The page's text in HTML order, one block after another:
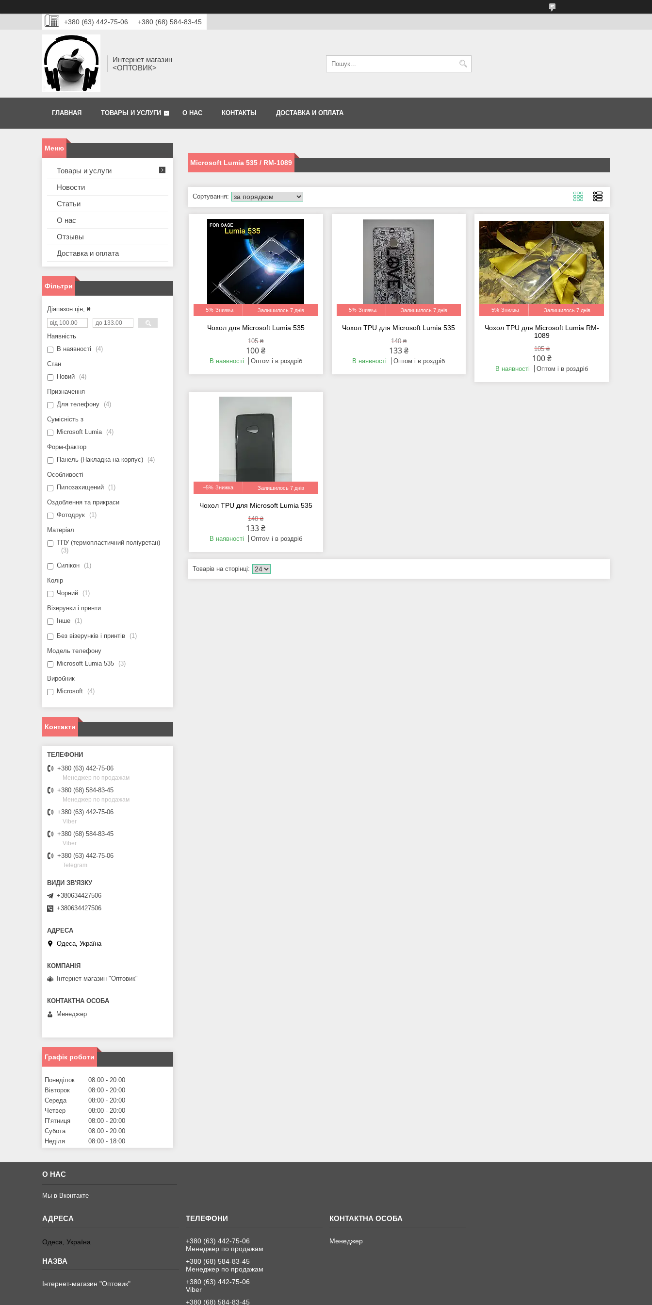
+380 (63) 442-75-06 +380 (68) 584-83-45
Интернет магазин
<ОПТОВИК>
ГЛАВНАЯ ТОВАРЫ И УСЛУГИ О НАС КОНТАКТЫ ДОСТАВКА И ОПЛАТА
Microsoft Lumia 535 / RM-1089
–5% Залишилось 7 днів
Чохол для Microsoft Lumia 535
105 ₴
100 ₴
В наявності Оптом і в роздріб
–5% Залишилось 7 днів
Чохол TPU для Microsoft Lumia 535
140 ₴
133 ₴
В наявності Оптом і в роздріб
–5% Залишилось 7 днів
Чохол TPU для Microsoft Lumia RM-
1089
105 ₴
100 ₴
В наявності Оптом і в роздріб
–5% Залишилось 7 днів
Чохол TPU для Microsoft Lumia 535
140 ₴
133 ₴
В наявності Оптом і в роздріб
Товары и услуги
Новости
Статьи
О нас
Отзывы
Доставка и оплата
Фільтри
Діапазон цін, ₴
Наявність
В наявності
4
Стан
Новий
4
Призначення
Для телефону
4
Сумісність з
Microsoft Lumia
4
Форм-фактор
Панель (Накладка на корпус)
4
Особливості
Пилозахищений
1
Оздоблення та прикраси
Фотодрук
1
Матеріал
ТПУ (термопластичний поліуретан)
3
Силікон 1
Колір
Чорний
1
Візерунки і принти
Інше
1
Без візерунків і принтів 1
Модель телефону
Microsoft Lumia 535
3
Виробник
Microsoft
4
Контакти
+380 (63) 442-75-06
Менеджер по продажам
+380 (68) 584-83-45
Менеджер по продажам
+380 (63) 442-75-06
Viber
+380 (68) 584-83-45
Viber
+380 (63) 442-75-06
Telegram
+380634427506
+380634427506
Одеса, Україна
Інтернет-магазин "Оптовик"
Менеджер
Графік роботи
Понеділок 08:00
20:00
Вівторок
08:00
20:00
Середа
08:00
20:00
Четвер
08:00
20:00
Пʼятниця
08:00
20:00
Субота
08:00
20:00
Неділя
08:00 18:00
О НАС
Мы в Вконтакте
Одеса, Україна
Інтернет-магазин "Оптовик"
+380 (63) 442-75-06
Менеджер по продажам
+380 (68) 584-83-45
Менеджер по продажам
+380 (63) 442-75-06
Viber
+380 (68) 584-83-45
Менеджер